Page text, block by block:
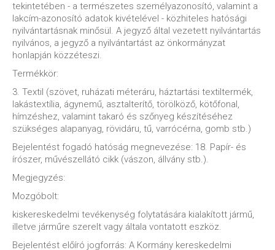
tekintetében - a természetes személyazonosító, valamint a
lakcím-azonosító adatok kivételével - közhiteles hatósági
nyilvántartásnak minősül. A jegyző által vezetett nyilvántartás
nyilvános, a jegyző a nyilvántartást az önkormányzat
honlapján közzéteszi.
Termékkör:
3. Textil (szövet, ruházati méteráru, háztartási textiltermék,
lakástextília, ágynemű, asztalterítő, törölköző, kötőfonal,
hímzéshez, valamint takaró és szőnyeg készítéséhez
szükséges alapanyag, rövidáru, tű, varrócérna, gomb stb.)
Bejelentést fogadó hatóság megnevezése: 18. Papír- és
írószer, művészellátó cikk (vászon, állvány stb.).
Megjegyzés:
Mozgóbolt:
kiskereskedelmi tevékenység folytatására kialakított jármű,
illetve járműre szerelt vagy általa vontatott eszköz.
Bejelentést előíró jogforrás: A Kormány kereskedelmi